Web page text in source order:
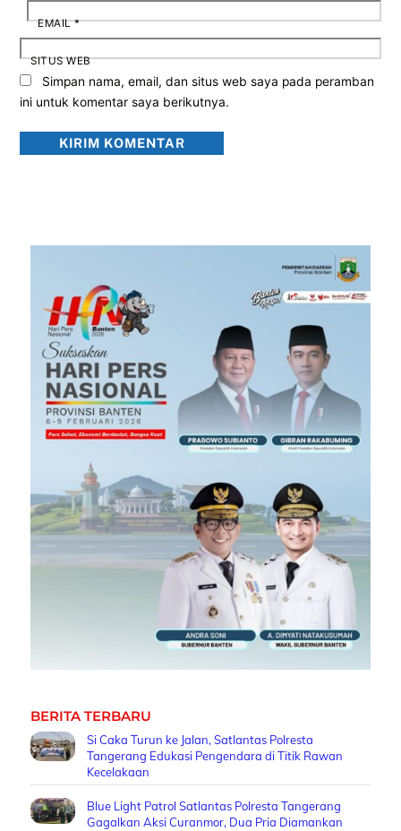
EMAIL*
SITUS WEB
Simpan nama, email, dan situs web saya pada peramban
ini untuk komentar saya berikutnya.
BERITA TERBARU
Si Caka Turun ke Jalan, Satlantas Polresta
Tangerang Edukasi Pengendara di Titik Rawan
Kecelakaan
Blue Light Patrol Satlantas Polresta Tangerang
Gagalkan Aksi Curanmor, Dua Pria Diamankan